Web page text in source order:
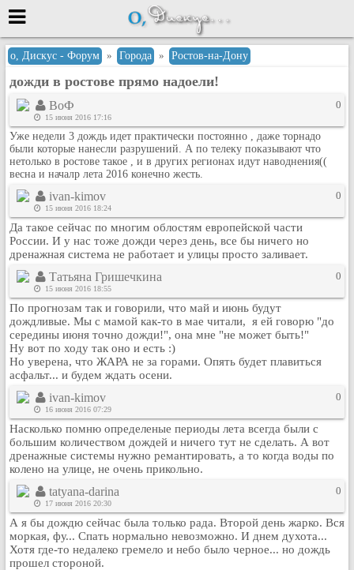
Меню
или войти через
Вход с 7ooo.ru
Регистрация
Забыли пароль?
Данные авторизации одинаковые с
сайтом 7ooo.ru
Форумы
Главная
Поиск
Новые сообщения
Беседы
Игры
Кулинария
Видео и Кино
Авто. Мото.
Космос
Домашние питомцы
Медицина
Компьютер
Ещё
Пользователи / Поиск
о, Дискус - Форум » Города » Ростов-на-Дону
дожди в ростове прямо надоели!
ВоФ
15 июня 2016 17:16
0
Уже недели 3 дождь идет практически постоянно , даже торнадо
были которые нанесли разрушений. А по телеку показывают что
нетолько в ростове такое , и в других регионах идут наводнения((
весна и началр лета 2016 конечно жесть.
ivan-kimov
15 июня 2016 18:24
0
Да такое сейчас по многим облостям европейской части
России. И у нас тоже дожди через день, все бы ничего но
дренажная система не работает и улицы просто заливает.
Татьяна Гришечкина
15 июня 2016 18:55
0
По прогнозам так и говорили, что май и июнь будут
дождливые. Мы с мамой как-то в мае читали, я ей говорю "до
середины июня точно дожди!", она мне "не может быть!"
Ну вот по ходу так оно и есть :)
Но уверена, что ЖАРА не за горами. Опять будет плавиться
асфальт... и будем ждать осени.
ivan-kimov
16 июня 2016 07:29
0
Насколько помню определеные периоды лета всегда были с
большим количеством дождей и ничего тут не сделать. А вот
дренажные системы нужно ремантировать, а то когда воды по
колено на улице, не очень прикольно.
tatyana-darina
17 июня 2016 20:30
0
А я бы дождю сейчас была только рада. Второй день жарко. Вся
моркая, фу... Спать нормально невозможно. И днем духота...
Хотя где-то недалеко гремело и небо было черное... но дождь
прошел стороной.